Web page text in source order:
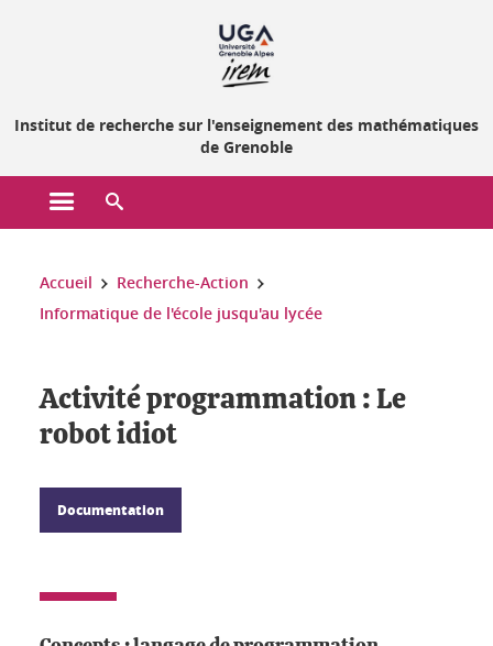
Institut de recherche sur l'enseignement des mathématiques
de Grenoble
Ouvrir le menu principal
Vous êtes ici :
Accueil
Recherche-Action
Informatique de l'école jusqu'au lycée
Activité programmation : Le
robot idiot
Documentation